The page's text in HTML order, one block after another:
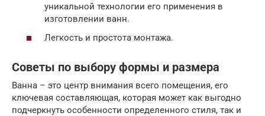
уникальной технологии его применения в
изготовлении ванн.
Легкость и простота монтажа.
Советы по выбору формы и размера
Ванна – это центр внимания всего помещения, его
ключевая составляющая, которая может как выгодно
подчеркнуть особенности определенного стиля, так и